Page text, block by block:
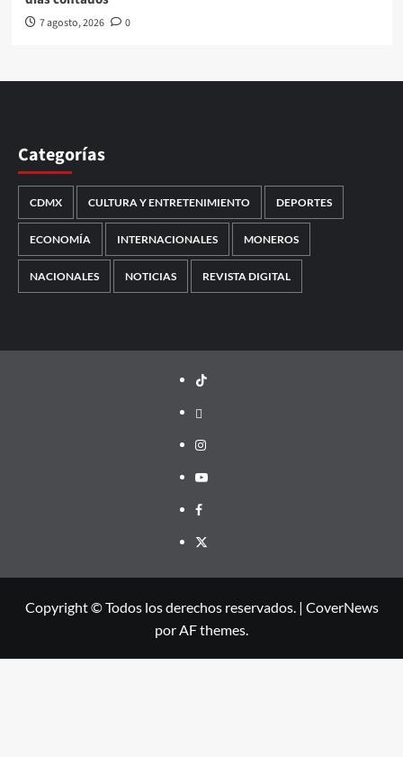
7 agosto, 2026 0
Categorías
CDMX CULTURA Y ENTRETENIMIENTO DEPORTES
ECONOMÍA INTERNACIONALES MONEROS
NACIONALES NOTICIAS REVISTA DIGITAL
TikTok
threads
Instagram
Youtube
Facebook
X
Copyright © Todos los derechos reservados. | CoverNews
por AF themes.